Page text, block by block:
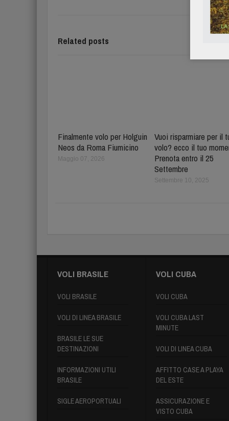
Related posts
Finalmente volo per Holguin
Neos da Roma Fiumicino
Maggio 07, 2026
Vuoi risparmiare per il
volo? ecco il tuo
Prenota entro il 25
Settembre
Settembre 10, 2025
VOLI BRASILE
VOLI BRASILE
VOLI DI LINEA BRASILE
BRASILE LE SUE
DESTINAZIONI
INFORMAZIONI UTILI
BRASILE
SIGLE AEROPORTUALI
VOLI CUBA
VOLI CUBA
VOLI CUBA LAST
MINUTE
VOLI DI LINEA CUBA
AFFITTO CASE A PLAYA
DEL ESTE
ASSICURAZIONE E
VISTO CUBA